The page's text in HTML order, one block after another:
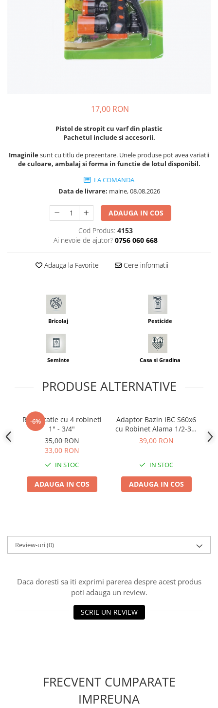
Plante medicinale
Seminte de Gulii
Seminte de Leustean
Seminte de Patrunjel
Seminte de praz
Seminte dovleac decorativ
Seminte dovlecel / dovleac
Seminte fasole
Seminte mazare
Seminte pastarnac
Seminte plante aromatice
Seminte ridichi
Seminte salata
Seminte sfecla
Seminte telina
Seminte Vinete
Seminte zucchini
Seminte Legume Profesionale
Seminte trifoi
Pesticide
Adjuvant
Ingrasaminte plante
Ingrasaminte plante - ECOLOGICE
Ingrasaminte plante - FLORI
Ingrasaminte plante - FLORI - GEL
Accesorii irigat
17,00 RON
Pistol de stropit cu varf din plastic
Pachetul include si accesorii.
Imaginilesunt cu titlu de prezentare. Unele produse pot avea variatii
de culoare, ambalaj si forma in functie de lotul disponibil.
LA COMANDA
Data de livrare: maine, 08.08.2026
ADAUGA IN COS
Cod Produs: 4153
Ai nevoie de ajutor? 0756 060 668
Adauga la Favorite Cere informatii
Bricolaj Pesticide
Seminte Casa si Gradina
PRODUSE ALTERNATIVE
-6%
Ramificatie cu 4 robineti
1" - 3/4"
35,00 RON
33,00 RON
IN STOC
ADAUGA IN COS
Adaptor Bazin IBC S60x6
cu Robinet Alama 1/2-3/4
inch si Conector Rapid
39,00 RON
IN STOC
ADAUGA IN COS
Review-uri(0)
Daca doresti sa iti exprimi parerea despre acest produs
poti adauga un review.
SCRIE UN REVIEW
FRECVENT CUMPARATE
IMPREUNA